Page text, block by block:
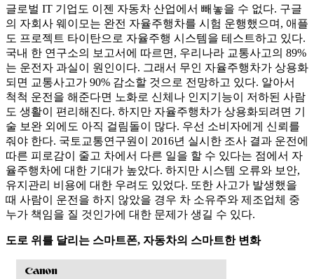
글로벌 IT 기업도 이젠 자동차 산업에서 빼놓을 수 없다. 구글
의 자회사 웨이모는 완전 자율주행차를 시험 운행했으며, 애플
도 프로젝트 타이탄으로 자율주행 시스템을 테스트하고 있다.
국내 한 연구소의 보고서에 따르면, 우리나라 교통사고의 89%
는 운전자 과실이 원인이다. 그래서 무인 자율주행차가 상용화
되면 교통사고가 90% 감소할 것으로 전망하고 있다. 알아서
척척 운전을 해준다면 노화로 신체나 인지기능이 저하된 사람
도 생활이 편리해진다. 하지만 자율주행차가 상용화되려면 기
술 보완 외에도 아직 걸림돌이 많다. 우선 소비자에게 신뢰를
줘야 한다. 국토교통연구원이 2016년 실시한 조사 결과 운전에
따른 피로감이 줄고 차에서 다른 일을 할 수 있다는 점에서 자
율주행차에 대한 기대가 높았다. 하지만 시스템 오류와 보안,
유지관리 비용에 대한 우려도 있었다. 또한 사고가 발생했을
때 사람이 운전을 하지 않았을 경우 차 소유주와 제조업체 중
누가 책임을 질 것인가에 대한 문제가 생길 수 있다.
도로 위를 달리는 스마트폰, 자동차의 스마트한 변화